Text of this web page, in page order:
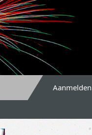
Aanmelden